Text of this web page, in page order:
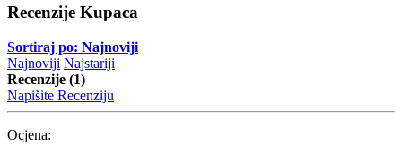
Recenzije Kupaca
Sortiraj po: Najnoviji
Najnoviji Najstariji
Recenzije (1)
Napišite Recenziju
Ocjena: